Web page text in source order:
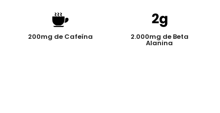
200mg de Cafeína 2.000mg de Beta
Alanina